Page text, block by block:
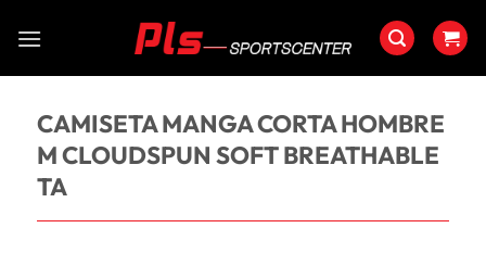
CAMISETA MANGA CORTA HOMBRE
M CLOUDSPUN SOFT BREATHABLE
TA